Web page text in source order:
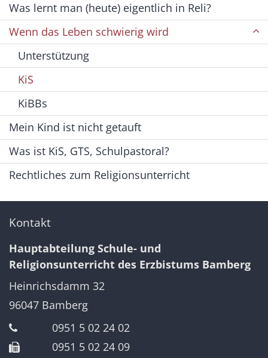
Was lernt man (heute) eigentlich in Reli?
Wenn das Leben schwierig wird
Unterstützung
KiS
KiBBs
Mein Kind ist nicht getauft
Was ist KiS, GTS, Schulpastoral?
Rechtliches zum Religionsunterricht
Kontakt
Hauptabteilung Schule- und
Religionsunterricht des Erzbistums Bamberg
Heinrichsdamm 32
96047 Bamberg
0951 5 02 24 02
0951 5 02 24 09